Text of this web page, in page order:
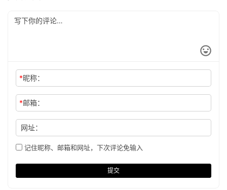
*昵称：
*邮箱：
网址：
记住昵称、邮箱和网址，下次评论免输入
提交